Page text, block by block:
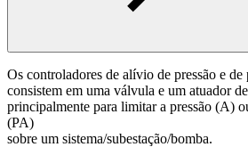
Os controladores de alívio de pressão e de
consistem em uma válvula e um atuador
principalmente para limitar a pressão (A)
(PA)
sobre um sistema/subestação/bomba.